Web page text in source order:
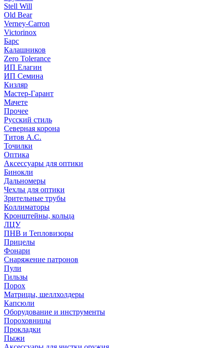
Stell Will
Old Bear
Verney-Carron
Victorinox
Барс
Калашников
Zero Tolerance
ИП Елагин
ИП Семина
Кизляр
Мастер-Гарант
Мачете
Прочее
Русский стиль
Северная корона
Титов А.С.
Точилки
Оптика
Аксессуары для оптики
Бинокли
Дальномеры
Чехлы для оптики
Зрительные трубы
Коллиматоры
Кронштейны, кольца
ЛЦУ
ПНВ и Тепловизоры
Прицелы
Фонари
Снаряжение патронов
Пули
Гильзы
Порох
Матрицы, шеллхолдеры
Капсюли
Оборудование и инструменты
Пороховницы
Прокладки
Пыжи